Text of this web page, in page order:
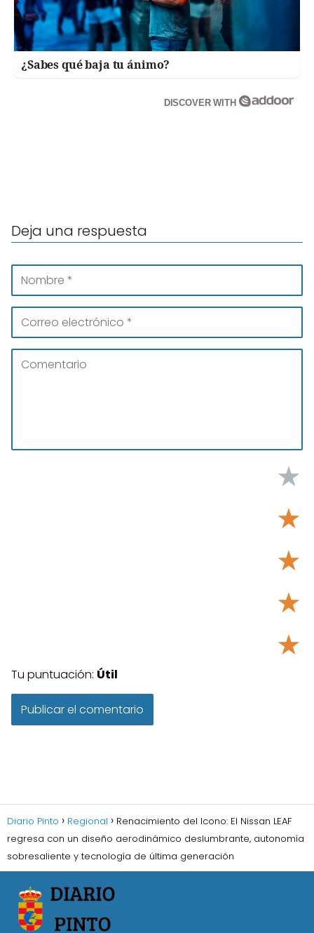
¿Sabes qué baja tu ánimo?
DISCOVER WITH
Deja una respuesta
★
★
★
★
★
Tu puntuación: Útil
Diario Pinto Regional
Renacimiento del Icono: El Nissan LEAF
regresa con un diseño aerodinámico deslumbrante, autonomía
sobresaliente y tecnología de última generación